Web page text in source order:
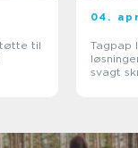
04.
Tagpap lund
svagt